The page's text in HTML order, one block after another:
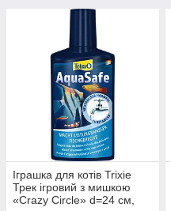
Іграшка для котів Trixie
Трек ігровий з мишкою
«Crazy Circle» d=24 см,